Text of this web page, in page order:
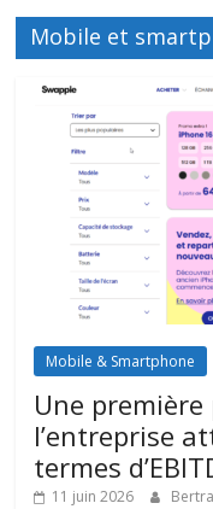
Mobile et
Mobile & Smartphone
Une première
l’entreprise
termes
11 juin 2026